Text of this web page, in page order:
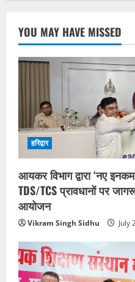
YOU MAY HAVE MISSED
हरिद्वार
आयकर विभाग द्वारा ‘नए
TDS/TCS प्रावधानों पर
आयोजन
Vikram Singh Sidhu July